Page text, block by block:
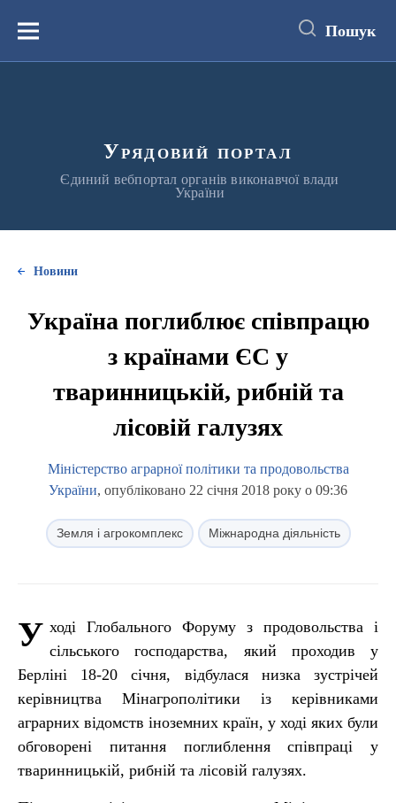
вмістуМеню Пошук
Урядовий портал
Єдиний вебпортал органів виконавчої влади
України
Новини
Україна поглиблює співпрацю
з країнами ЄС у
тваринницькій, рибній та
лісовій галузях
Міністерство аграрної політики та продовольства
України, опубліковано 22 січня 2018 року о 09:36
Земля і агрокомплекс Міжнародна діяльність
У ході Глобального Форуму з продовольства і
сільського господарства, який проходив у
Берліні 18-20 січня, відбулася низка зустрічей
керівництва Мінагрополітики із керівниками
аграрних відомств іноземних країн, у ході яких були
обговорені питання поглиблення співпраці у
тваринницькій, рибній та лісовій галузях.